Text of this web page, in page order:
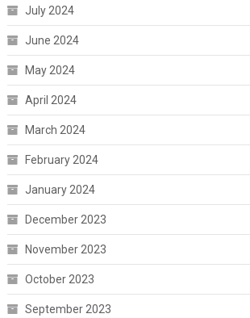
July 2024
June 2024
May 2024
April 2024
March 2024
February 2024
January 2024
December 2023
November 2023
October 2023
September 2023